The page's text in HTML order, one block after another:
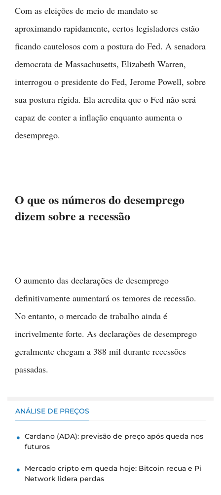
Com as eleições de meio de mandato se
aproximando rapidamente, certos legisladores estão
ficando cautelosos com a postura do Fed. A senadora
democrata de Massachusetts, Elizabeth Warren,
interrogou o presidente do Fed, Jerome Powell, sobre
sua postura rígida. Ela acredita que o Fed não será
capaz de conter a inflação enquanto aumenta o
desemprego.
O que os números do desemprego
dizem sobre a recessão
O aumento das declarações de desemprego
definitivamente aumentará os temores de recessão.
No entanto, o mercado de trabalho ainda é
incrivelmente forte. As declarações de desemprego
geralmente chegam a 388 mil durante recessões
passadas.
ANÁLISE DE PREÇOS
Cardano (ADA): previsão de preço após queda nos
futuros
Mercado cripto em queda hoje: Bitcoin recua e Pi
Network lidera perdas